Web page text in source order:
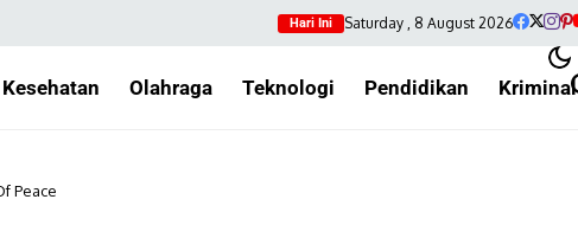
Hari Ini Saturday , 8 August 2026
Kesehatan Olahraga Teknologi Pendidikan Kriminal
Peace